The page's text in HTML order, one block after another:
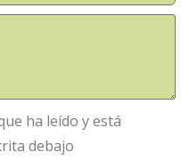
ha leído y está
debajo